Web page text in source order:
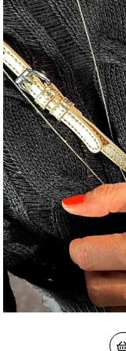
okudum onay
Paylaştığım bilgilerin
WhatsApp